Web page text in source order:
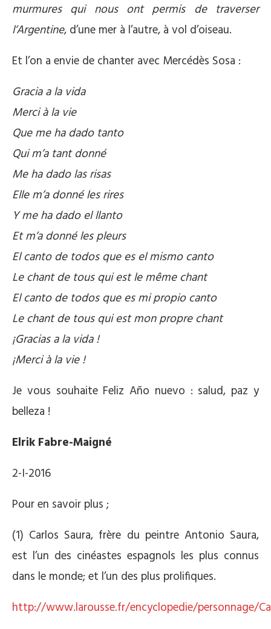
murmures qui nous ont permis de traverser
l’Argentine, d’une mer à l’autre, à vol d’oiseau.
Et l’on a envie de chanter avec Mercédès Sosa :
Gracia a la vida
Merci à la vie
Que me ha dado tanto
Qui m’a tant donné
Me ha dado las risas
Elle m’a donné les rires
Y me ha dado el llanto
Et m’a donné les pleurs
El canto de todos que es el mismo canto
Le chant de tous qui est le même chant
El canto de todos que es mi propio canto
Le chant de tous qui est mon propre chant
¡Gracias a la vida !
¡Merci à la vie !
Je vous souhaite Feliz Año nuevo : salud, paz y
belleza !
Elrik Fabre-Maigné
2-I-2016
Pour en savoir plus ;
(1) Carlos Saura, frère du peintre Antonio Saura,
est l’un des cinéastes espagnols les plus connus
dans le monde; et l’un des plus prolifiques.
http://www.larousse.fr/encyclopedie/personnage/